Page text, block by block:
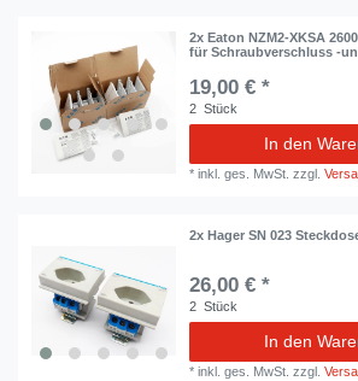
2x Eaton NZM2-XKSA
für Schraubverschluss -
19,00 € *
2 Stück
In den
*inkl. ges. MwSt. zzgl.
2x Hager SN 023
26,00 € *
2 Stück
In den
*inkl. ges. MwSt. zzgl.